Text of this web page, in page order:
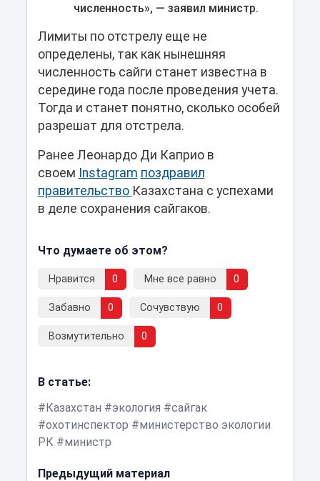
численность», — заявил министр.
Лимиты по отстрелу еще не
определены, так как нынешняя
численность сайги станет известна в
середине года после проведения учета.
Тогда и станет понятно, сколько особей
разрешат для отстрела.
Ранее Леонардо Ди Каприо в
своем Instagram поздравил
правительство Казахстана с успехами
в деле сохранения сайгаков.
Что думаете об этом?
Нравится 0 Мне все равно 0
Забавно 0 Сочувствую 0
Возмутительно 0
В статье:
Казахстан
экология
сайгак
охотинспектор
министерство экологии
РК
министр
Предыдущий материал